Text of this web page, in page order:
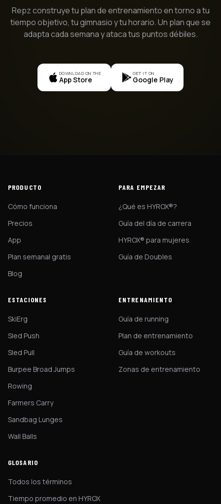
Repz construye tu plan de entrenamiento en torno a tu
tiempo objetivo, tu gimnasio y tu horario. Un plan que se
adapta cada semana y ataca tus puntos débiles.
DOWNLOAD ON THE
App Store
GET IT ON
Google Play
PRODUCTO
Cómo funciona
Precios
App
Plan semanal gratis
Blog
PARA EMPEZAR
¿Qué es HYROX®?
Guía del día de carrera
HYROX® para mujeres
Guía de Doubles
ESTACIONES
SkiErg
Sled Push
Sled Pull
Burpee Broad Jumps
Rowing
Farmers Carry
Sandbag Lunges
Wall Balls
ENTRENAMIENTO
Guía de running
Plan de entrenamiento
Guía de workouts
Zonas de entrenamiento
GLOSARIO
Todos los términos
Tiempo promedio en HYROX